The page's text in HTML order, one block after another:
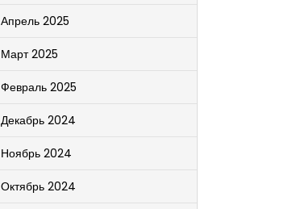
Апрель 2025
Март 2025
Февраль 2025
Декабрь 2024
Ноябрь 2024
Октябрь 2024